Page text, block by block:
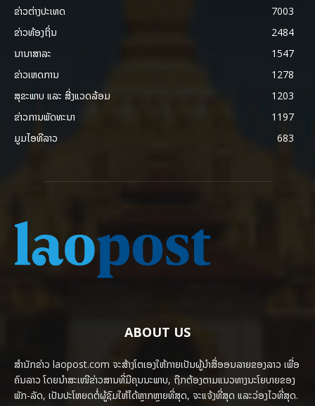
ຂ່າວຕ່າງປະເທດ
7003
ຂ່າວທ້ອງຖິ່ນ
2484
ນານາສາລະ
1547
ຂ່າວເຫດການ
1278
ສຸຂະພາບ ແລະ ສີ່ງແວດລ້ອມ
1203
ຂ່າວການພັດທະນາ
1197
ມູມໄອທີລາວ
683
ABOUT US
ສຳນັກຂ່າວ laopost.com ຈະສ້າງໂຕເອງໃຫ້ກາຍເປັນຜູ້ນຳສື່ອອນລາຍຂອງລາວ ເພື່ອ
ຄົນລາວ ໂດຍນຳສະເໜີຂ່າວສານທີ່ມີຄຸນນະພາບ, ຖືກຕ້ອງຕາມແນວທາງນະໂຍບາຍຂອງ
ພັກ-ລັດ, ເປັນປະໂຫຍດຕໍ່ຜູ້ຊົມໃຫ້ໄດ້ຫຼາກຫຼາຍທີ່ສຸດ, ຈະແຈ້ງທີ່ສຸດ ແລະວ່ອງໄວທີ່ສຸດ.